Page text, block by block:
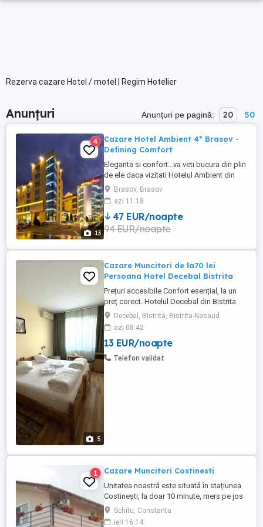
Rezerva cazare Hotel / motel | Regim Hotelier
Anunțuri Anunțuri pe pagină: 20 50
13
4
Cazare Hotel Ambient 4* Brasov -
Defining Comfort
Eleganta si confort...va veti bucura din plin
de ele daca vizitati Hotelul Ambient din
Brasov, deja un nume cu traditie ,
numarand peste un deceniu de excelenta
si experienta in domeniu. Amplasat ideal
in centrul Brasovului, la doar cateva minute
de admirabilele monumente istorice,
Brasov, Brasov
azi 11:18
47 EUR/noapte
94 EUR/noapte
5
Cazare Muncitori de la70 lei
Persoana Hotel Decebal Bistrita
Prețuri accesibile Confort esențial, la un
preț corect. Hotelul Decebal din Bistrita
este cea mai accesibila cazare hoteliera
din oras si dispune de baie proprie,
frigider si televizor in fiecare camera.
Locatie centrala Hotelul este situat în zona
Pieței Decebal Bistrita, într-o locație
Decebal, Bistrita, Bistrita-Nasaud
azi 08:42
13 EUR/noapte
Telefon validat
1 Cazare Muncitori Costinesti
Unitatea noastră este situată în stațiunea
Costinești, la doar 10 minute, mers pe jos
până la Plaja Obelisc, 5 minute până la
stația CFR Halta Tabără Costinesti și doar
Schitu, Constanta
ieri 16:14